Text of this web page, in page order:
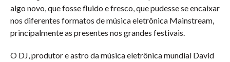
algo novo, que fosse fluido e fresco, que pudesse se encaixar
nos diferentes formatos de música eletrônica Mainstream,
principalmente as presentes nos grandes festivais.
O DJ, produtor e astro da música eletrônica mundial David